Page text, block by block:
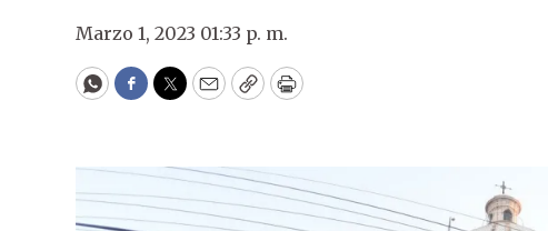
Marzo 1, 2023 01:33 p. m.
WhatsApp
Facebook
Twitter
EmailCopyPrint